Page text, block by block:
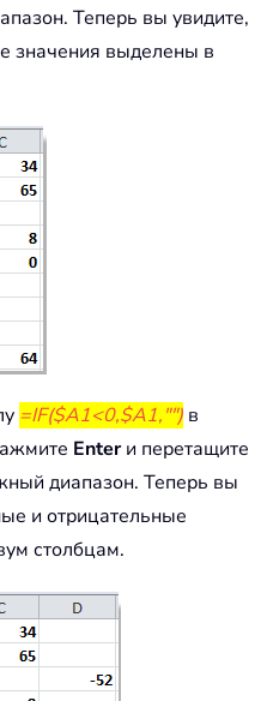
Теперь вы увидите,
значения выделены в
=IF($A1<0,$A1,"") в
Enterи перетащите
диапазон. Теперь вы
и отрицательные
столбцам.